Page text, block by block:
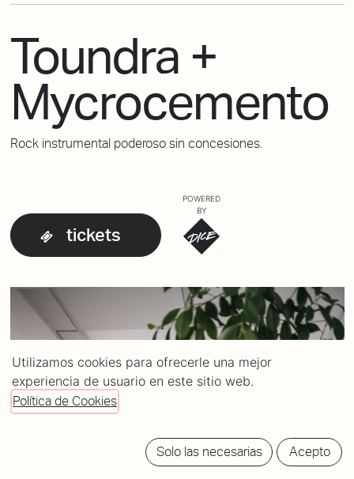
Toundra +
Mycrocemento
Rock instrumental poderoso sin concesiones.
tickets
POWERED
BY
Utilizamos cookies para ofrecerle una mejor
experiencia de usuario en este sitio web.
Política de Cookies
Solo las necesarias Acepto